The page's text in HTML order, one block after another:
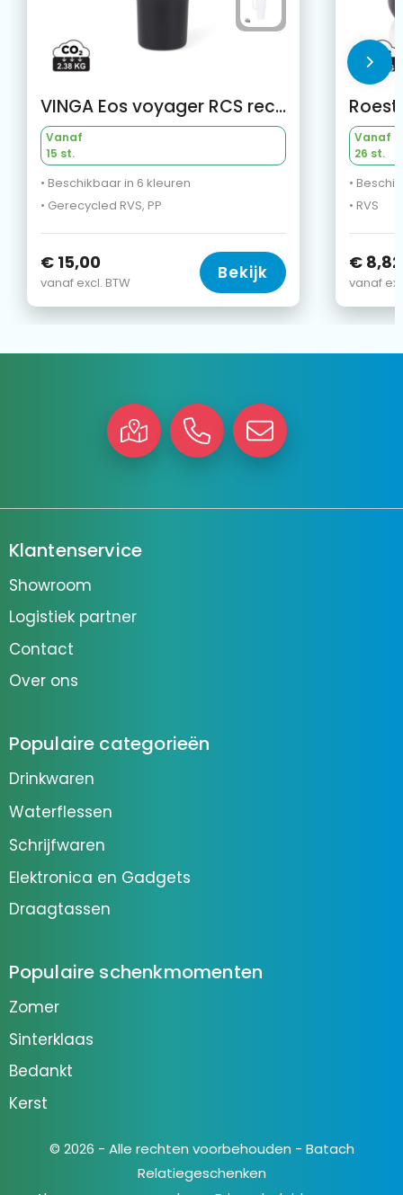
VINGA Eos voyager RCS recycled RVS 800 ML
Vanaf
15 st.
• Beschikbaar in 6 kleuren
• Gerecycled RVS, PP
€ 15,00
vanaf excl. BTW Bekijk
Vanaf
26 st.
•
• RVS
€ 8,82
vanaf
Klantenservice
Showroom
Logistiek partner
Contact
Over ons
Populaire categorieën
Drinkwaren
Waterflessen
Schrijfwaren
Elektronica en Gadgets
Draagtassen
Populaire schenkmomenten
Zomer
Sinterklaas
Bedankt
Kerst
© 2026 - Alle rechten voorbehouden - Batach
Relatiegeschenken